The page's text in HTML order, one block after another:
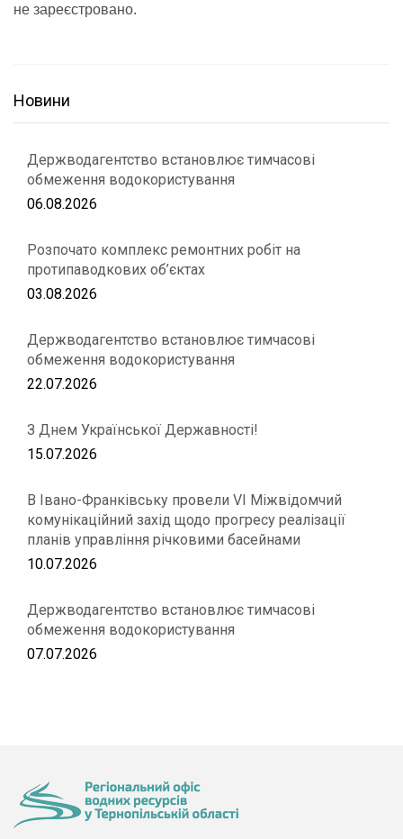
не зареєстровано.
Новини
Держводагентство встановлює тимчасові
обмеження водокористування
06.08.2026
Розпочато комплекс ремонтних робіт на
протипаводкових об’єктах
03.08.2026
Держводагентство встановлює тимчасові
обмеження водокористування
22.07.2026
З Днем Української Державності!
15.07.2026
В Івано-Франківську провели VІ Міжвідомчий
комунікаційний захід щодо прогресу реалізації
планів управління річковими басейнами
10.07.2026
Держводагентство встановлює тимчасові
обмеження водокористування
07.07.2026